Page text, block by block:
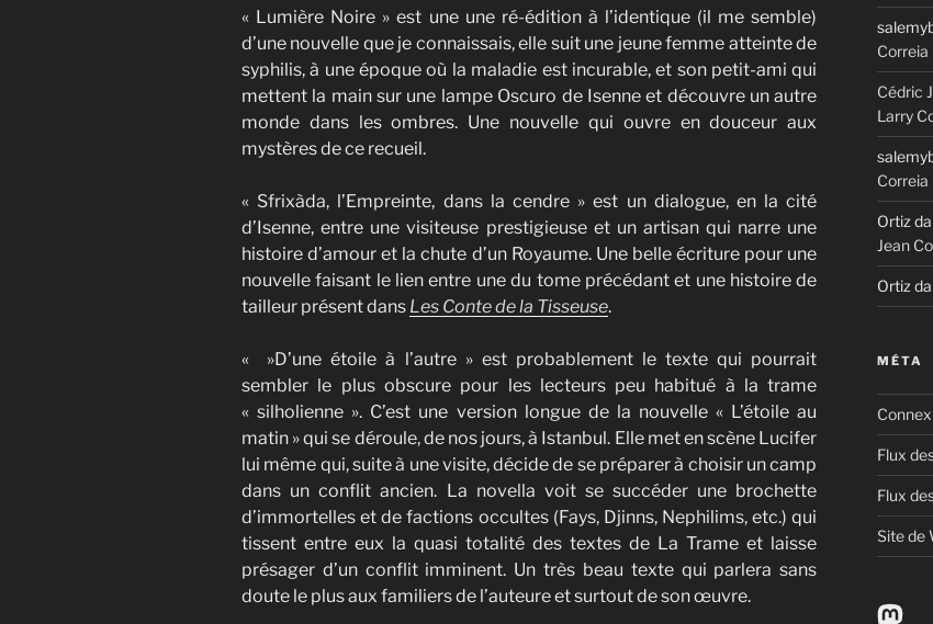
« Lumière Noire » est une une ré-édition à l’identique (il me semble)
d’une nouvelle que je connaissais, elle suit une jeune femme atteinte de
syphilis, à une époque où la maladie est incurable, et son petit-ami qui
mettent la main sur une lampe Oscuro de Isenne et découvre un autre
monde dans les ombres. Une nouvelle qui ouvre en douceur aux
mystères de ce recueil.
« Sfrixàda, l’Empreinte, dans la cendre » est un dialogue, en la cité
d’Isenne, entre une visiteuse prestigieuse et un artisan qui narre une
histoire d’amour et la chute d’un Royaume. Une belle écriture pour une
nouvelle faisant le lien entre une du tome précédant et une histoire de
tailleur présent dans Les Conte de la Tisseuse.
« »D’une étoile à l’autre » est probablement le texte qui pourrait
sembler le plus obscure pour les lecteurs peu habitué à la trame
« silholienne ». C’est une version longue de la nouvelle « L’étoile au
matin » qui se déroule, de nos jours, à Istanbul. Elle met en scène Lucifer
lui même qui, suite à une visite, décide de se préparer à choisir un camp
dans un conflit ancien. La novella voit se succéder une brochette
d’immortelles et de factions occultes (Fays, Djinns, Nephilims, etc.) qui
tissent entre eux la quasi totalité des textes de La Trame et laisse
présager d’un conflit imminent. Un très beau texte qui parlera sans
doute le plus aux familiers de l’auteure et surtout de son œuvre.
Correia
Cédric
Larry
Correia
Ortiz
Jean
Ortiz
MÉTA
Flux
Flux
Site de